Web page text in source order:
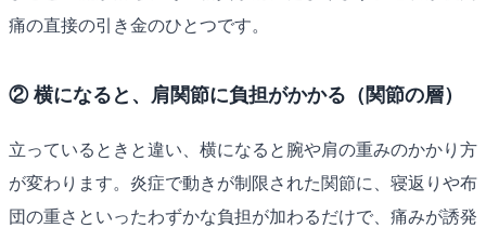
痛の直接の引き金のひとつです。
② 横になると、肩関節に負担がかかる（関節の層）
立っているときと違い、横になると腕や肩の重みのかかり方
が変わります。炎症で動きが制限された関節に、寝返りや布
団の重さといったわずかな負担が加わるだけで、痛みが誘発